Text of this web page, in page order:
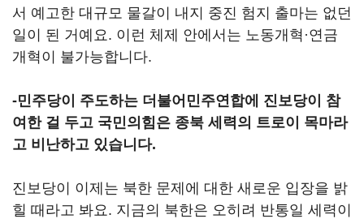
서 예고한 대규모 물갈이 내지 중진 험지 출마는 없던
일이 된 거예요. 이런 체제 안에서는 노동개혁·연금
개혁이 불가능합니다.
-민주당이 주도하는 더불어민주연합에 진보당이 참
여한 걸 두고 국민의힘은 종북 세력의 트로이 목마라
고 비난하고 있습니다.
진보당이 이제는 북한 문제에 대한 새로운 입장을 밝
힐 때라고 봐요. 지금의 북한은 오히려 반통일 세력이